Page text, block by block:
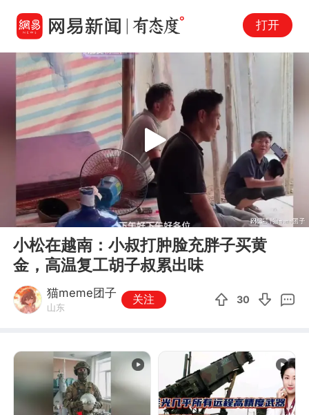
打开
00:00 17:17
Play
小松在越南：小叔打肿脸充胖子买黄
金，高温复工胡子叔累出味
猫meme团子
山东
关注 30